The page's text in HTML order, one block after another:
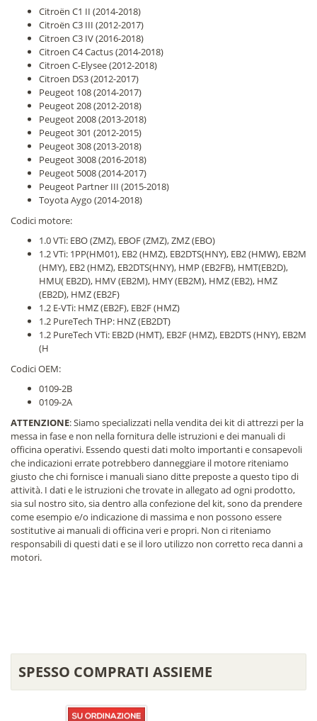
Citroën C1 II (2014-2018)
Citroën C3 III (2012-2017)
Citroen C3 IV (2016-2018)
Citroen C4 Cactus (2014-2018)
Citroen C-Elysee (2012-2018)
Citroen DS3 (2012-2017)
Peugeot 108 (2014-2017)
Peugeot 208 (2012-2018)
Peugeot 2008 (2013-2018)
Peugeot 301 (2012-2015)
Peugeot 308 (2013-2018)
Peugeot 3008 (2016-2018)
Peugeot 5008 (2014-2017)
Peugeot Partner III (2015-2018)
Toyota Aygo (2014-2018)
Codici motore:
1.0 VTi: EBO (ZMZ), EBOF (ZMZ), ZMZ (EBO)
1.2 VTi: 1PP(HM01), EB2 (HMZ), EB2DTS(HNY), EB2 (HMW), EB2M
(HMY), EB2 (HMZ), EB2DTS(HNY), HMP (EB2FB), HMT(EB2D),
HMU( EB2D), HMV (EB2M), HMY (EB2M), HMZ (EB2), HMZ
(EB2D), HMZ (EB2F)
1.2 E-VTi: HMZ (EB2F), EB2F (HMZ)
1.2 PureTech THP: HNZ (EB2DT)
1.2 PureTech VTi: EB2D (HMT), EB2F (HMZ), EB2DTS (HNY), EB2M
(H
Codici OEM:
0109-2B
0109-2A
ATTENZIONE: Siamo specializzati nella vendita dei kit di attrezzi per la
messa in fase e non nella fornitura delle istruzioni e dei manuali di
officina operativi. Essendo questi dati molto importanti e consapevoli
che indicazioni errate potrebbero danneggiare il motore riteniamo
giusto che chi fornisce i manuali siano ditte preposte a questo tipo di
attività. I dati e le istruzioni che trovate in allegato ad ogni prodotto,
sia sul nostro sito, sia dentro alla confezione del kit, sono da prendere
come esempio e/o indicazione di massima e non possono essere
sostitutive ai manuali di officina veri e propri. Non ci riteniamo
responsabili di questi dati e se il loro utilizzo non corretto reca danni a
motori.
SPESSO COMPRATI ASSIEME